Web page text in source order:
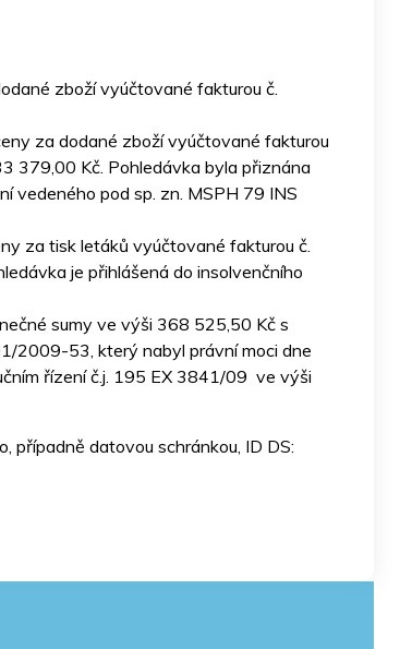
zboží vyúčtované fakturou č.
za dodané zboží vyúčtované fakturou
379,00 Kč. Pohledávka byla přiznána
vedeného pod sp. zn. MSPH 79 INS
za tisk letáků vyúčtované fakturou č.
je přihlášená do insolvenčního
sumy ve výši 368 525,50 Kč s
2009-53, který nabyl právní moci dne
řízení č.j. 195 EX 3841/09 ve výši
případně datovou schránkou, ID DS: